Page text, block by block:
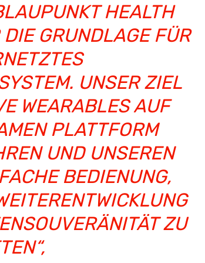
HEALTH
GRUNDLAGE FÜR
UNSER ZIEL
WEARABLES AUF
PLATTFORM
UND UNSEREN
BEDIENUNG,
ZU